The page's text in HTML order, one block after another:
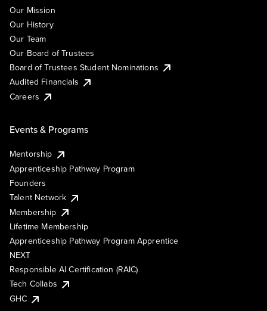
Our Mission
Our History
Our Team
Our Board of Trustees
Board of Trustees Student Nominations
Audited Financials
Careers
Events & Programs
Mentorship
Apprenticeship Pathway Program
Founders
Talent Network
Membership
Lifetime Membership
Apprenticeship Pathway Program Apprentice
NEXT
Responsible AI Certification (RAIC)
Tech Collabs
GHC